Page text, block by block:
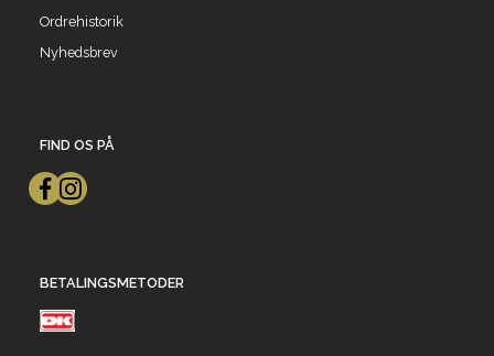
Ordrehistorik
Nyhedsbrev
FIND OS PÅ
BETALINGSMETODER